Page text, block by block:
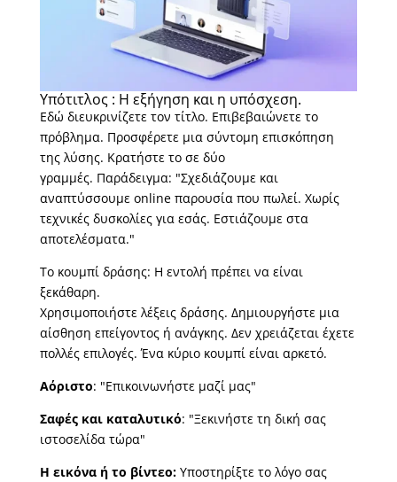
Υπότιτλος : Η εξήγηση και η υπόσχεση.
Εδώ διευκρινίζετε τον τίτλο. Επιβεβαιώνετε το
πρόβλημα. Προσφέρετε μια σύντομη επισκόπηση
της λύσης. Κρατήστε το σε δύο
γραμμές. Παράδειγμα: "Σχεδιάζουμε και
αναπτύσσουμε online παρουσία που πωλεί. Χωρίς
τεχνικές δυσκολίες για εσάς. Εστιάζουμε στα
αποτελέσματα."
Το κουμπί δράσης: Η εντολή πρέπει να είναι
ξεκάθαρη.
Χρησιμοποιήστε λέξεις δράσης. Δημιουργήστε μια
αίσθηση επείγοντος ή ανάγκης. Δεν χρειάζεται έχετε
πολλές επιλογές. Ένα κύριο κουμπί είναι αρκετό.
Αόριστο: "Επικοινωνήστε μαζί μας"
Σαφές και καταλυτικό: "Ξεκινήστε τη δική σας
ιστοσελίδα τώρα"
Η εικόνα ή το βίντεο:Υποστηρίξτε το λόγο σας